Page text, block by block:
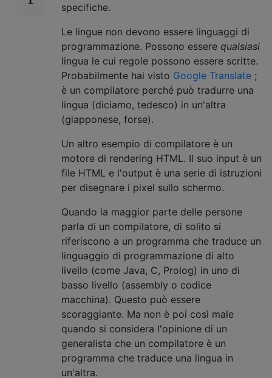
specifiche.
Le lingue non devono essere linguaggi di
programmazione. Possono essere qualsiasi
lingua le cui regole possono essere scritte.
Probabilmente hai visto Google Translate ;
è un compilatore perché può tradurre una
lingua (diciamo, tedesco) in un'altra
(giapponese, forse).
Un altro esempio di compilatore è un
motore di rendering HTML. Il suo input è un
file HTML e l'output è una serie di istruzioni
per disegnare i pixel sullo schermo.
Quando la maggior parte delle persone
parla di un compilatore, di solito si
riferiscono a un programma che traduce un
linguaggio di programmazione di alto
livello (come Java, C, Prolog) in uno di
basso livello (assembly o codice
macchina). Questo può essere
scoraggiante. Ma non è poi così male
quando si considera l'opinione di un
generalista che un compilatore è un
programma che traduce una lingua in
un'altra.